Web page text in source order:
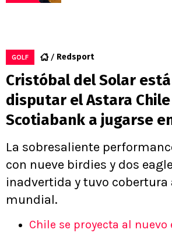
GOLF Redsport
Cristóbal del Solar
disputar el Astara
Scotiabank a jugarse
La sobresaliente
con nueve birdies y dos
inadvertida y tuvo cobertura
mundial.
Chile se proyecta al nuevo